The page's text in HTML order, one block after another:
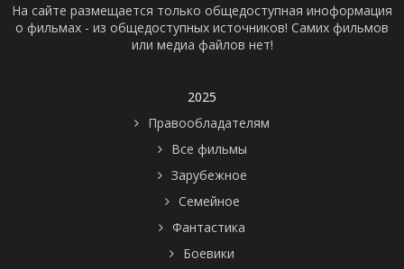
На сайте размещается только общедоступная иноформация
о фильмах - из общедоступных источников! Самих фильмов
или медиа файлов нет!
2025
Правообладателям
Все фильмы
Зарубежное
Семейное
Фантастика
Боевики